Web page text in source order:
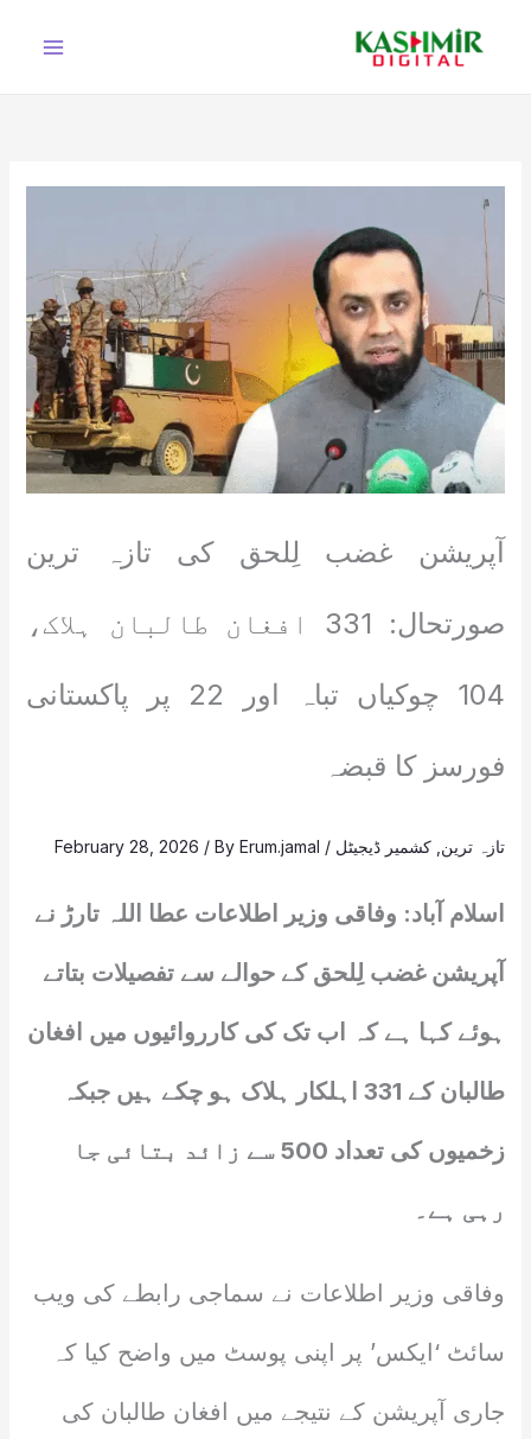
آپریشن غضب لِلحق کی تازہ ترین
صورتحال: 331 افغان طالبان ہلاک،
104 چوکیاں تباہ اور 22 پر پاکستانی
فورسز کا قبضہ
تازہ ترین کشمیر ڈیجیٹل /
February 28, 2026 / ByErum.jamal
اسلام آباد: وفاقی وزیر اطلاعات عطا اللہ تارڑ نے
آپریشن غضب لِلحق کے حوالے سے تفصیلات بتاتے
ہوئے کہا ہے کہ اب تک کی کارروائیوں میں افغان
طالبان کے 331 اہلکار ہلاک ہو چکے ہیں جبکہ
زخمیوں کی تعداد 500 سے زائد بتائی جا
رہی ہے۔
وفاقی وزیر اطلاعات نے سماجی رابطے کی ویب
سائٹ ‘ایکس’ پر اپنی پوسٹ میں واضح کیا کہ
جاری آپریشن کے نتیجے میں افغان طالبان کی